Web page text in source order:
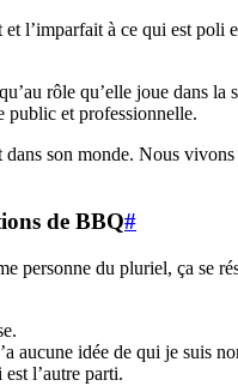
l’imparfait à ce qui est poli
rôle qu’elle joue dans
public et professionnelle.
son monde. Nous
de BBQ#
personne du pluriel, ça se
aucune idée de qui je suis
l’autre parti.